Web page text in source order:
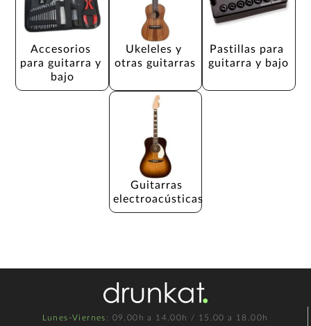
Accesorios
para guitarra y
bajo
Ukeleles y
otras guitarras
Pastillas para
guitarra y bajo
Guitarras
electroacústicas
Lunes-Viernes : 09.00h a 14.00h / 15.00 a 18.00h